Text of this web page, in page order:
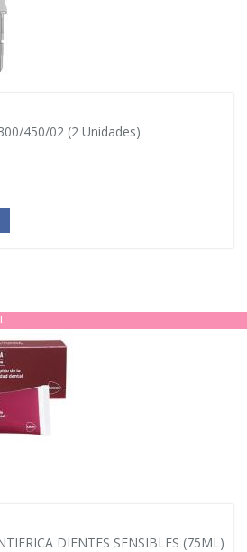
450/02 (2 Unidades)
DIENTES SENSIBLES (75ML)